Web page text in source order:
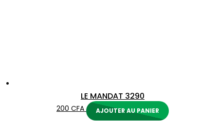
LE MANDAT 3290
200 CFA AJOUTER AU PANIER